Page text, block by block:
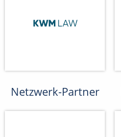
Netzwerk-Partner